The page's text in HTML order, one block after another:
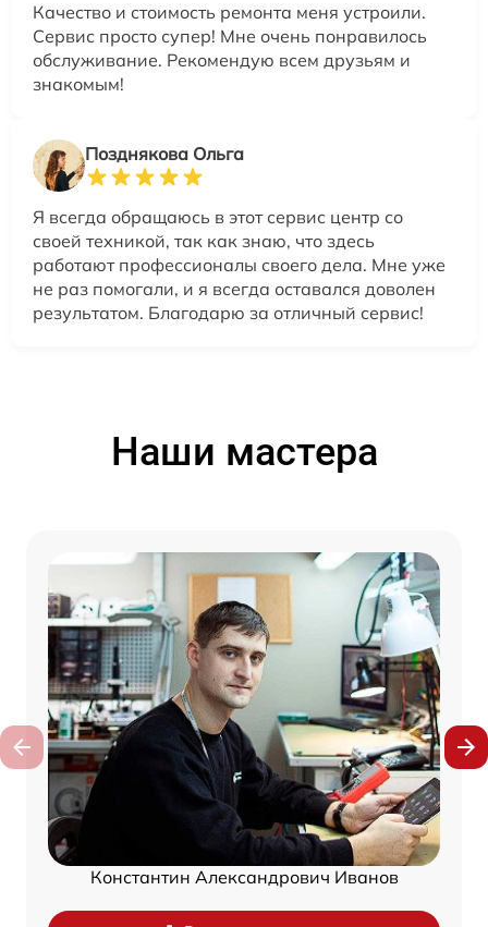
Качество и стоимость ремонта меня устроили.
Сервис просто супер! Мне очень понравилось
обслуживание. Рекомендую всем друзьям и
знакомым!
Позднякова Ольга
Я всегда обращаюсь в этот сервис центр со
своей техникой, так как знаю, что здесь
работают профессионалы своего дела. Мне уже
не раз помогали, и я всегда оставался доволен
результатом. Благодарю за отличный сервис!
Наши мастера
Константин Александрович Иванов